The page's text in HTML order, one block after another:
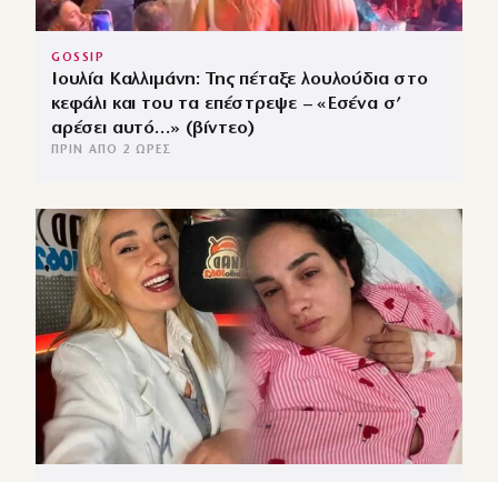
GOSSIP
Ιουλία Καλλιμάνη: Της πέταξε λουλούδια στο
κεφάλι και του τα επέστρεψε – «Εσένα σ’
αρέσει αυτό…» (βίντεο)
ΠΡΙΝ ΑΠΌ 2 ΏΡΕΣ